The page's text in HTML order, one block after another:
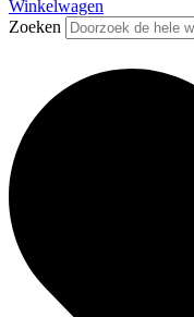
Winkelwagen
Zoeken